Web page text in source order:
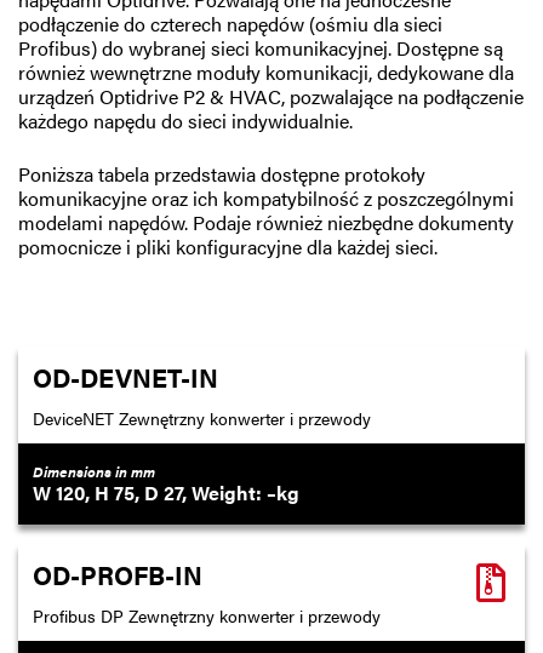
podłączenie do czterech napędów (ośmiu dla sieci
Profibus) do wybranej sieci komunikacyjnej. Dostępne są
również wewnętrzne moduły komunikacji, dedykowane dla
urządzeń Optidrive P2 & HVAC, pozwalające na podłączenie
każdego napędu do sieci indywidualnie.
Poniższa tabela przedstawia dostępne protokoły
komunikacyjne oraz ich kompatybilność z poszczególnymi
modelami napędów. Podaje również niezbędne dokumenty
pomocnicze i pliki konfiguracyjne dla każdej sieci.
OD-DEVNET-IN
DeviceNET Zewnętrzny konwerter i przewody
Dimensions in mm
120 75 27 –
OD-PROFB-IN
Profibus DP Zewnętrzny konwerter i przewody